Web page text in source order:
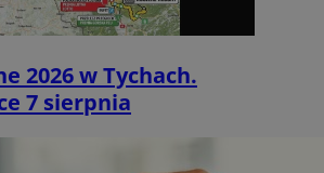
2026 w Tychach.
7 sierpnia